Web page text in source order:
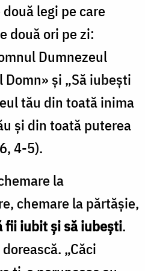
legi pe care
două ori pe zi:
Dumnezeul
şi „Să iubeşti
tău din toată inima
şi din toată puterea
4-5).
la
chemare la părtăşie,
fii iubit şi să iubeşti.
„Căci